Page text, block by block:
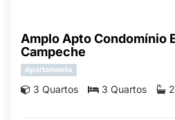
Amplo Apto Condomínio
Campeche
Apartamento
3 Quartos 3 Quartos